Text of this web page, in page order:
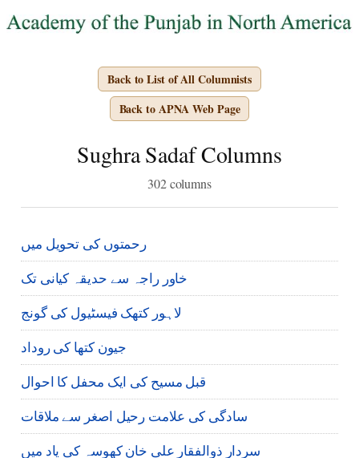
Back to List of All Columnists
Back to APNA Web Page
Sughra Sadaf Columns
302 columns
رحمتوں کی تحویل میں
خاور راجہ سے حدیقہ کیانی تک
لاہور کتھک فیسٹیول کی گونج
جیون کتھا کی روداد
قبل مسیح کی ایک محفل کا احوال
سادگی کی علامت رحیل اصغر سے ملاقات
سردار ذوالفقار علی خان کھوسہ کی یاد میں